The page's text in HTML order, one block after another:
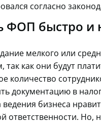
согласно
ФОП быстро и
мелкого или
так как они будут
количество
документацию в
бизнеса
ответственности. Но,